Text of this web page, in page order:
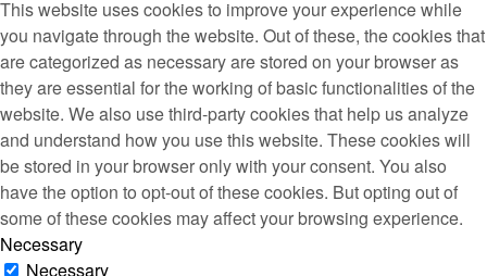
This website uses cookies to improve your experience while
you navigate through the website. Out of these, the cookies that
are categorized as necessary are stored on your browser as
they are essential for the working of basic functionalities of the
website. We also use third-party cookies that help us analyze
and understand how you use this website. These cookies will
be stored in your browser only with your consent. You also
have the option to opt-out of these cookies. But opting out of
some of these cookies may affect your browsing experience.
Necessary
Necessary